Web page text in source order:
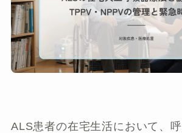
ALS患者の在宅生活において、